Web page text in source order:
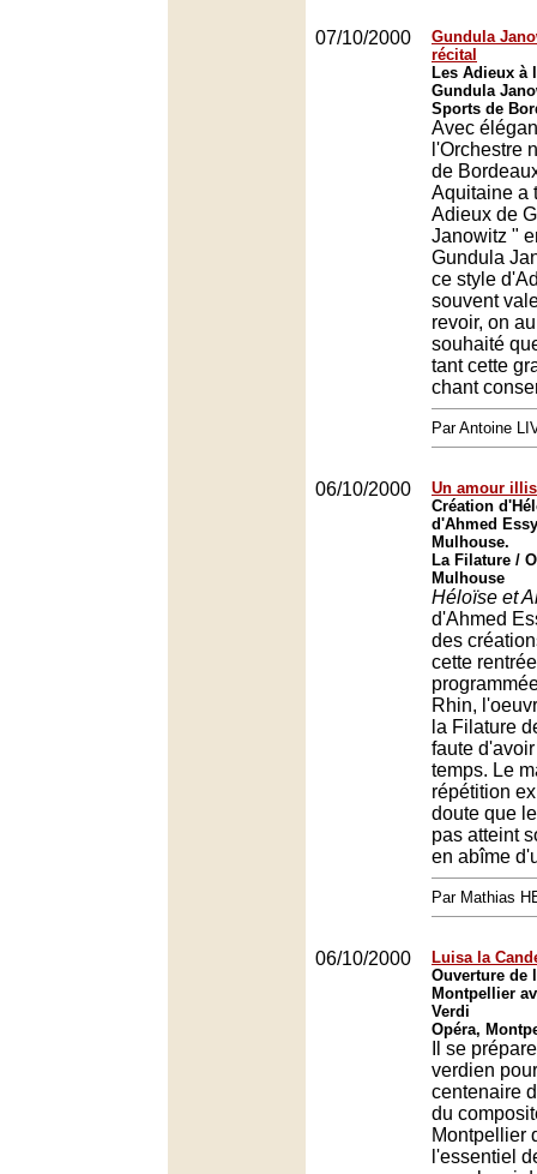
07/10/2000
Gundula
récital
Les Adieux à
Gundula
Sports de
Avec
l'Orchestre
de
Aquitaine a
Adieux de
Janowitz "
Gundula
ce style
souvent
revoir, on
souhaité
tant cette
chant
Par Antoine
06/10/2000
Un amour
Création
d'Ahmed
Mulhouse.
La Filature /
Mulhouse
Héloïse et
d'Ahmed
des
cette
Rhin,
la Filature
faute
temps. Le
répétition
doute que
pas atteint
en abîme
Par Mathias
06/10/2000
Luisa la
Ouverture de
Montpellier
Verdi
Opéra,
Il se
verdien
centenaire
du
Montpellier
l'essentiel